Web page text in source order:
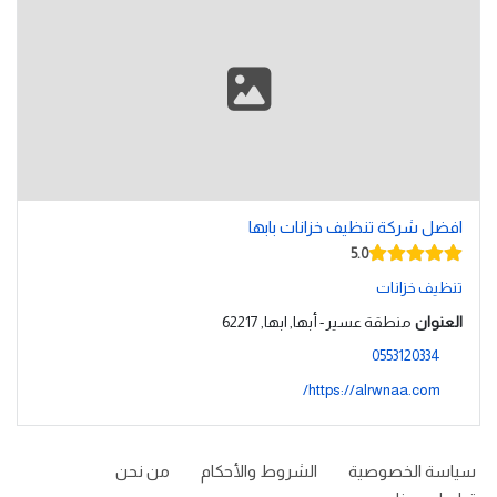
افضل شركة تنظيف خزانات بابها
5.0
تنظيف خزانات
العنوان منطقة عسير - أبها, ابها, 62217
0553120334
https://alrwnaa.com/
سياسة الخصوصية الشروط والأحكام
من نحن